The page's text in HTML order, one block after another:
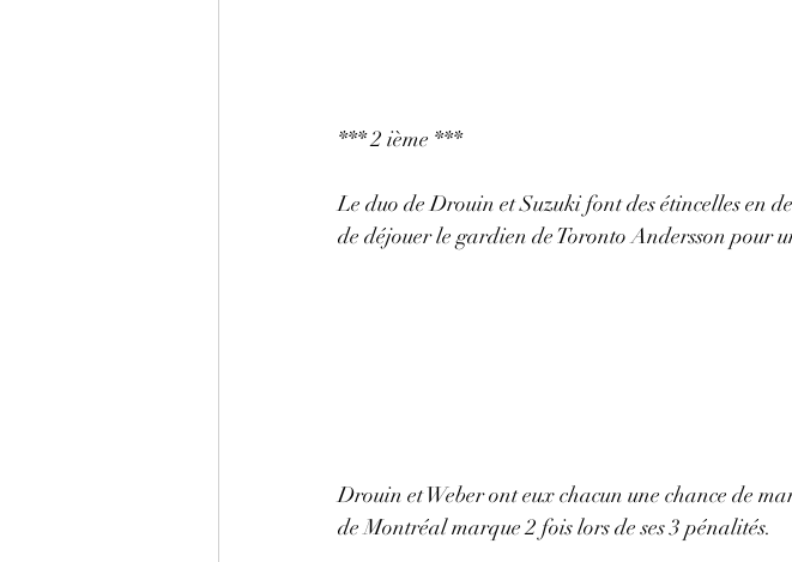
*** 2 ième ***
Le duo de Drouin et Suzuki font des étincelles en
de déjouer le gardien de Toronto Andersson pour
Drouin et Weber ont eux chacun une chance de
de Montréal marque 2 fois lors de ses 3 pénalités.